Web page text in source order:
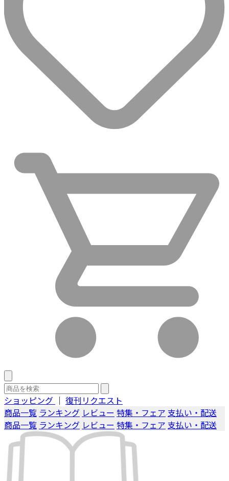
ショッピング ｜ 復刊リクエスト
商品一覧 ランキング レビュー 特集・フェア 支払い・配送
商品一覧 ランキング レビュー 特集・フェア 支払い・配送